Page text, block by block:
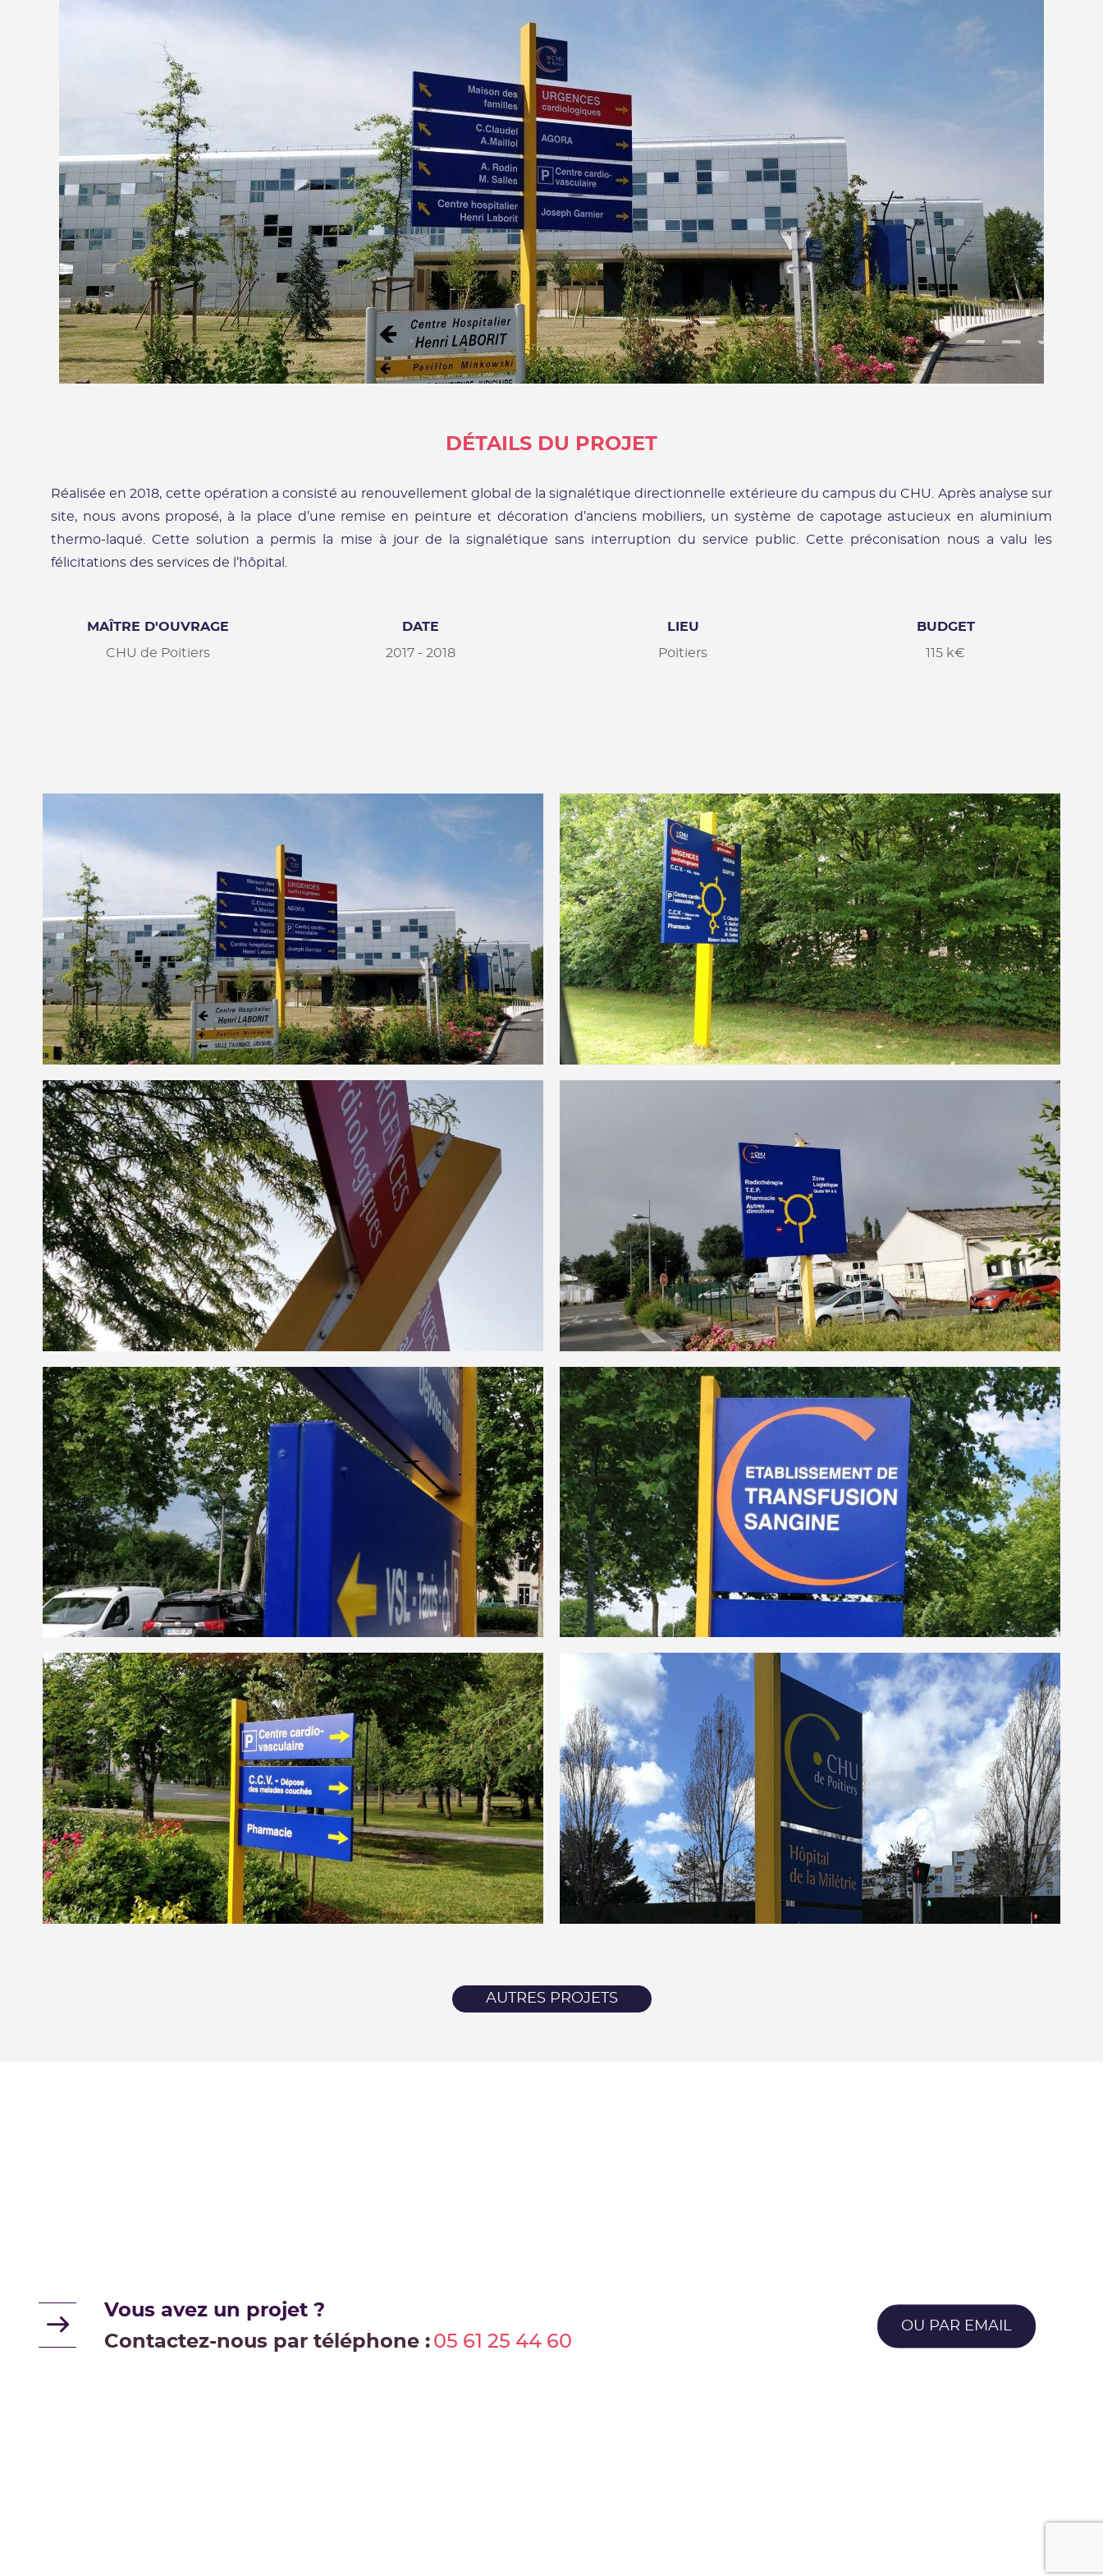
DÉTAILS DU PROJET
Réalisée en 2018, cette opération a consisté au renouvellement global de la signalétique directionnelle extérieure du campus du CHU. Après analyse sur
site, nous avons proposé, à la place d’une remise en peinture et décoration d’anciens mobiliers, un système de capotage astucieux en aluminium
thermo-laqué. Cette solution a permis la mise à jour de la signalétique sans interruption du service public. Cette préconisation nous a valu les
félicitations des services de l’hôpital.
MAÎTRE D'OUVRAGE
CHU de Poitiers
DATE
2017 - 2018
LIEU
Poitiers
BUDGET
115 k€
AUTRES PROJETS
Vous avez un projet ?
Contactez-nous par téléphone : 05 61 25 44 60
OU PAR EMAIL